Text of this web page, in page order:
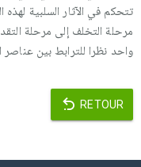
تتحكم في الآثار السلبية
مرحلة التخلف إلى مرحلة
واحد نظرا للترابط بين عناصر
RETOUR